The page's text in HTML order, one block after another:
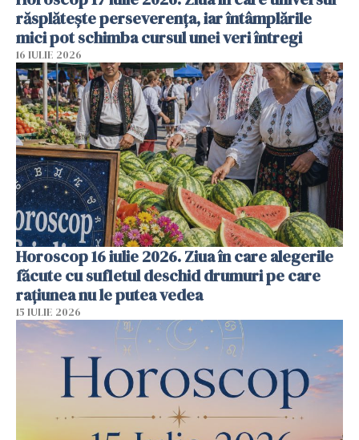
răsplătește perseverența, iar întâmplările
mici pot schimba cursul unei veri întregi
16 IULIE 2026
Horoscop 16 iulie 2026. Ziua în care alegerile
făcute cu sufletul deschid drumuri pe care
rațiunea nu le putea vedea
15 IULIE 2026